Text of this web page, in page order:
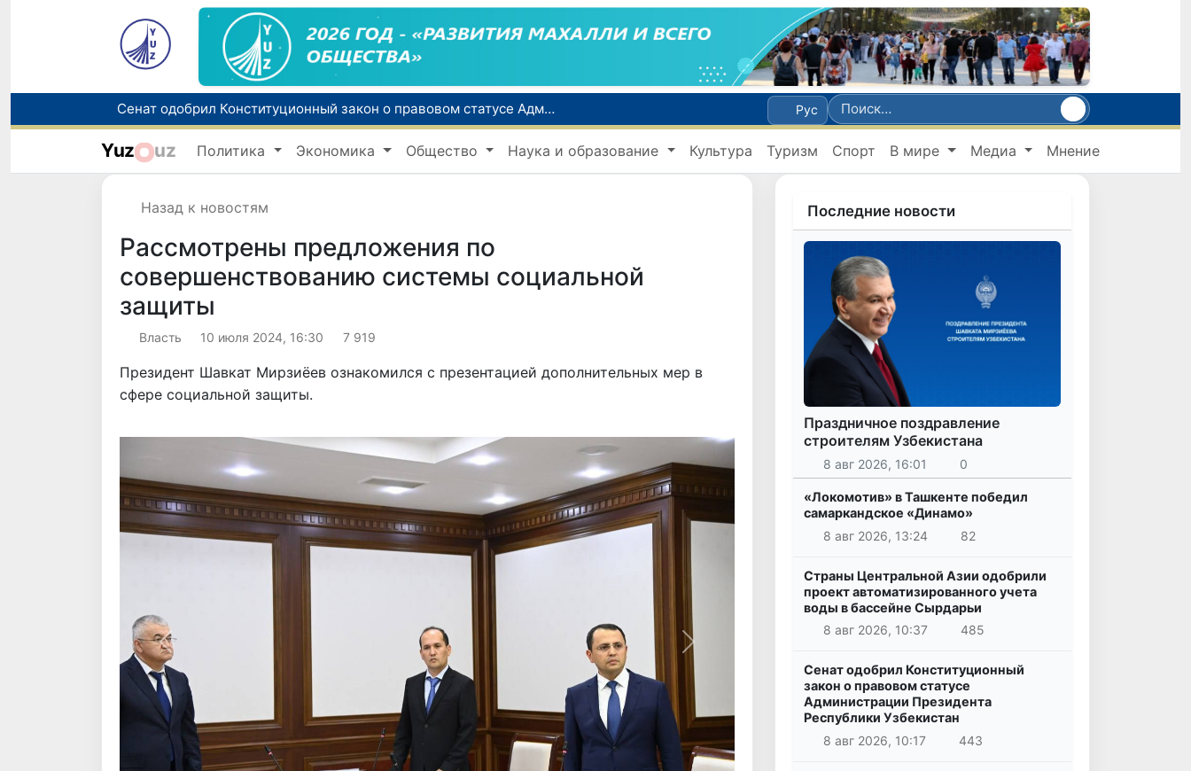
В Ташкенте задержали подозреваемых в распространении крупной партии наркотиков
В Узбекистане упростят назначение пенсий по инвалидности
До 10 августа студенты могут исправить отклоненные заявления на перевод в государственные вузы
Рус
Yuz uz Политика Экономика Общество Наука и образование Культура Туризм Спорт В мире Медиа Мнение
Назад к новостям
Рассмотрены предложения по
совершенствованию системы социальной
защиты
Власть 10 июля 2024, 16:30 7 919
Президент Шавкат Мирзиёев ознакомился с презентацией дополнительных мер в
сфере социальной защиты.
Назад Вперёд
Последние новости
Праздничное поздравление
строителям Узбекистана
8 авг 2026, 16:01 0
«Локомотив» в Ташкенте победил
самаркандское «Динамо»
8 авг 2026, 13:24
82
Страны Центральной Азии одобрили
проект автоматизированного учета
воды в бассейне Сырдарьи
8 авг 2026, 10:37
485
Сенат одобрил Конституционный
закон о правовом статусе
Администрации Президента
Республики Узбекистан
8 авг 2026, 10:17
443